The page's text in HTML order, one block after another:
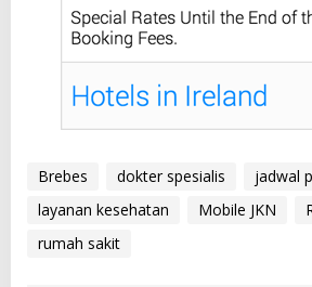
Brebes dokter spesialis
jadwal
layanan kesehatan
Mobile JKN
rumah sakit